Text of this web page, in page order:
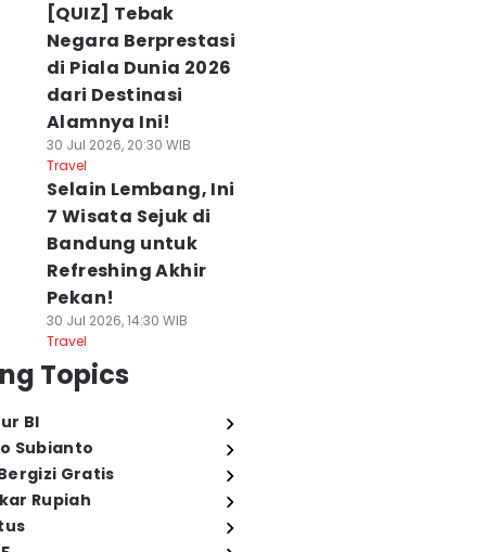
[QUIZ] Tebak
Negara Berprestasi
di Piala Dunia 2026
dari Destinasi
Alamnya Ini!
30 Jul 2026, 20:30 WIB
Travel
Selain Lembang, Ini
7 Wisata Sejuk di
Bandung untuk
Refreshing Akhir
Pekan!
30 Jul 2026, 14:30 WIB
Travel
Topics
BI
Subianto
Gratis
Rupiah